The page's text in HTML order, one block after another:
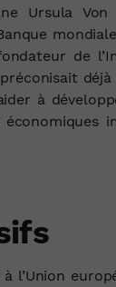
Ursula
de
déjà
à
économiques
l’Union